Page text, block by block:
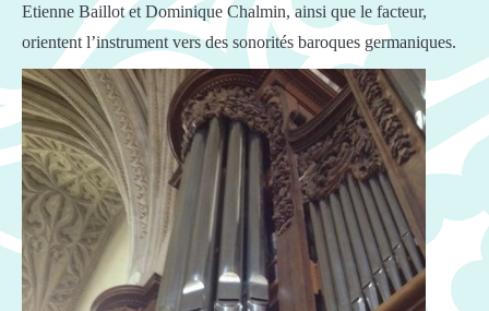
Etienne Baillot et Dominique Chalmin, ainsi que le facteur,
orientent l’instrument vers des sonorités baroques germaniques.